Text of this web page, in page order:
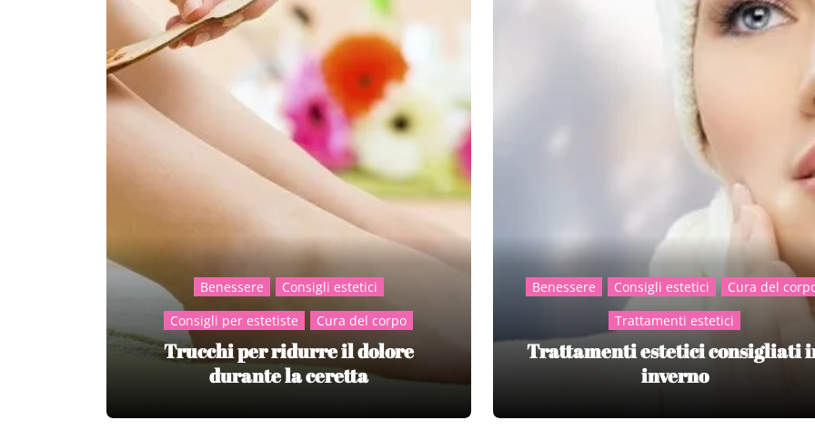
Benessere
Consigli estetici
Consigli per estetiste
Cura del corpo
Trucchi per ridurre il dolore
durante la ceretta
Benessere Consigli estetici
Cura del
Trattamenti estetici
Trattamenti estetici consigliati
inverno